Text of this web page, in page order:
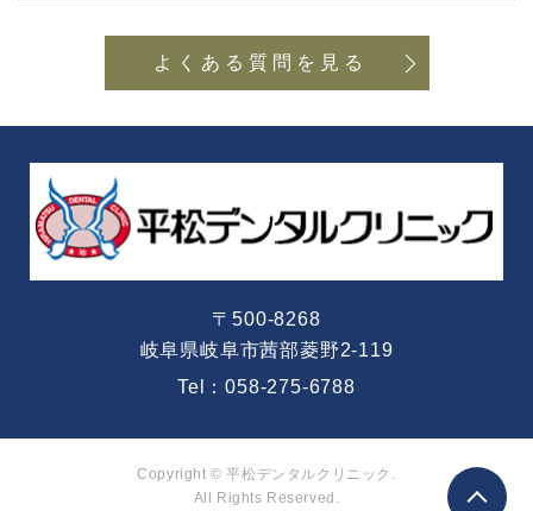
よくある質問を見る
〒500-8268
岐阜県岐阜市茜部菱野2-119
Tel：058-275-6788
Copyright © 平松デンタルクリニック.
All Rights Reserved.